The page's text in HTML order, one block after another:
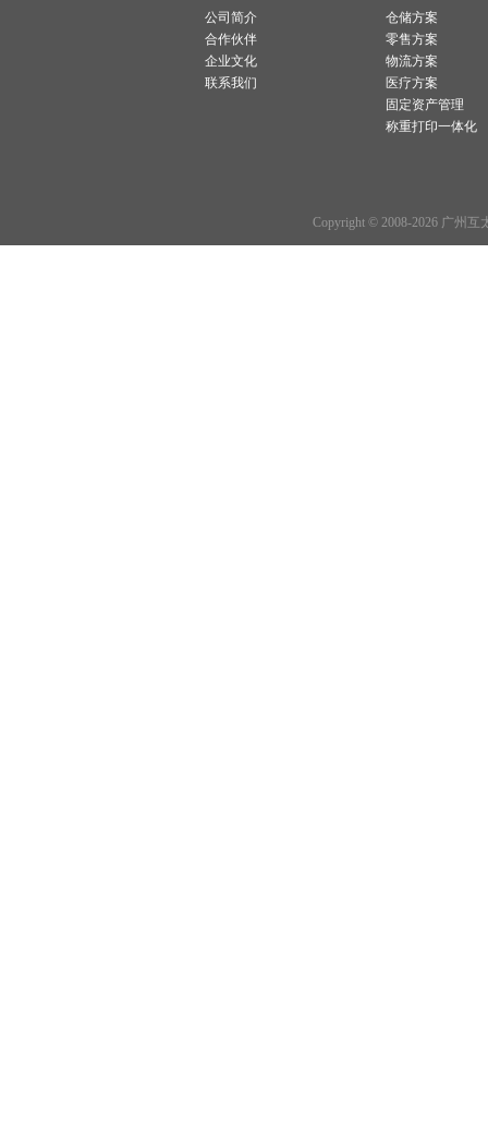
公司简介
合作伙伴
企业文化
联系我们
仓储方案
零售方案
物流方案
医疗方案
固定资产管理
称重打印一体化
Copyright © 2008-2026 广州互